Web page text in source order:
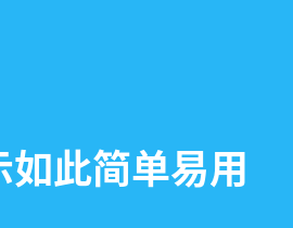
如此简单易用